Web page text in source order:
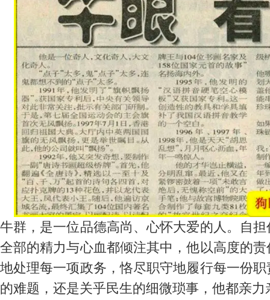
牛群，是一位品德高尚、心怀大爱的人。自
全部的精力与心血都倾注其中，他以高度的
地处理每一项政务，恪尽职守地履行每一份
的难题，还是关乎民生的细微琐事，他都亲